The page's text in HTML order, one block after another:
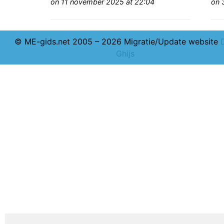
on 11 november 2025 at 22:04 on
© ME-gids.net 2005 – 2026 Migratie/Update website
Ghijs